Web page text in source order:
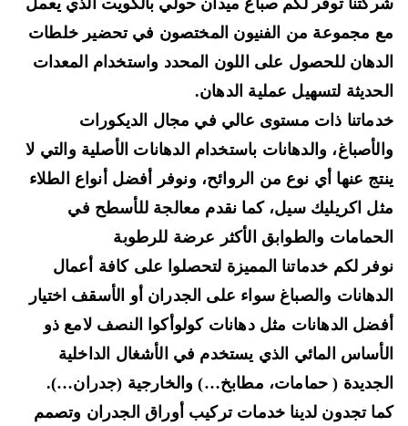
توفر لكم صباغ ميدان حولي بالكويت الذي يعمل
مجموعة من الفنيون المختصونفي تحضير خلطات
للحصول على اللون المحدد واستخدام المعدات
لتسهيل عملية الدهان.
ذات مستوى عالي فيمجال الديكورات
والدهانات باستخدام الدهانات الأصلية والتي لا
عنها أي نوع من الروائح، ونوفر أفضل أنواع الطلاء
اكريليك سيل، كما نقدم معالجة للأسطح في
والطوابق الأكثر عرضة للرطوبة
لكم خدماتنا المميزة لتحصلوا على كافة أعمال
والصباغ سواء على الجدران أو الأسقف اختيار
الدهانات مثلدهانات كولوأكوا النصف لامع ذو
المائي الذي يستخدم في الأشغال الداخلية
( حمامات، مطابخ…) والخارجية (جدران…).
تجدون لدينا خدماتتركيب أوراق الجدران وتصمم